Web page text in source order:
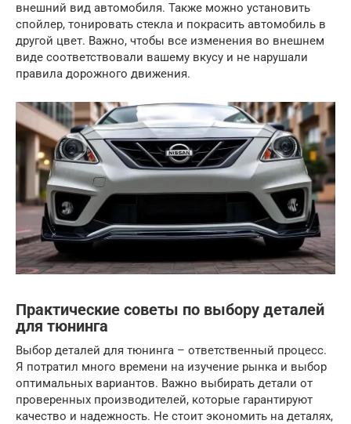
внешний вид автомобиля. Также можно установить
спойлер, тонировать стекла и покрасить автомобиль в
другой цвет. Важно, чтобы все изменения во внешнем
виде соответствовали вашему вкусу и не нарушали
правила дорожного движения.
Практические советы по выбору деталей
для тюнинга
Выбор деталей для тюнинга – ответственный процесс.
Я потратил много времени на изучение рынка и выбор
оптимальных вариантов. Важно выбирать детали от
проверенных производителей, которые гарантируют
качество и надежность. Не стоит экономить на деталях,